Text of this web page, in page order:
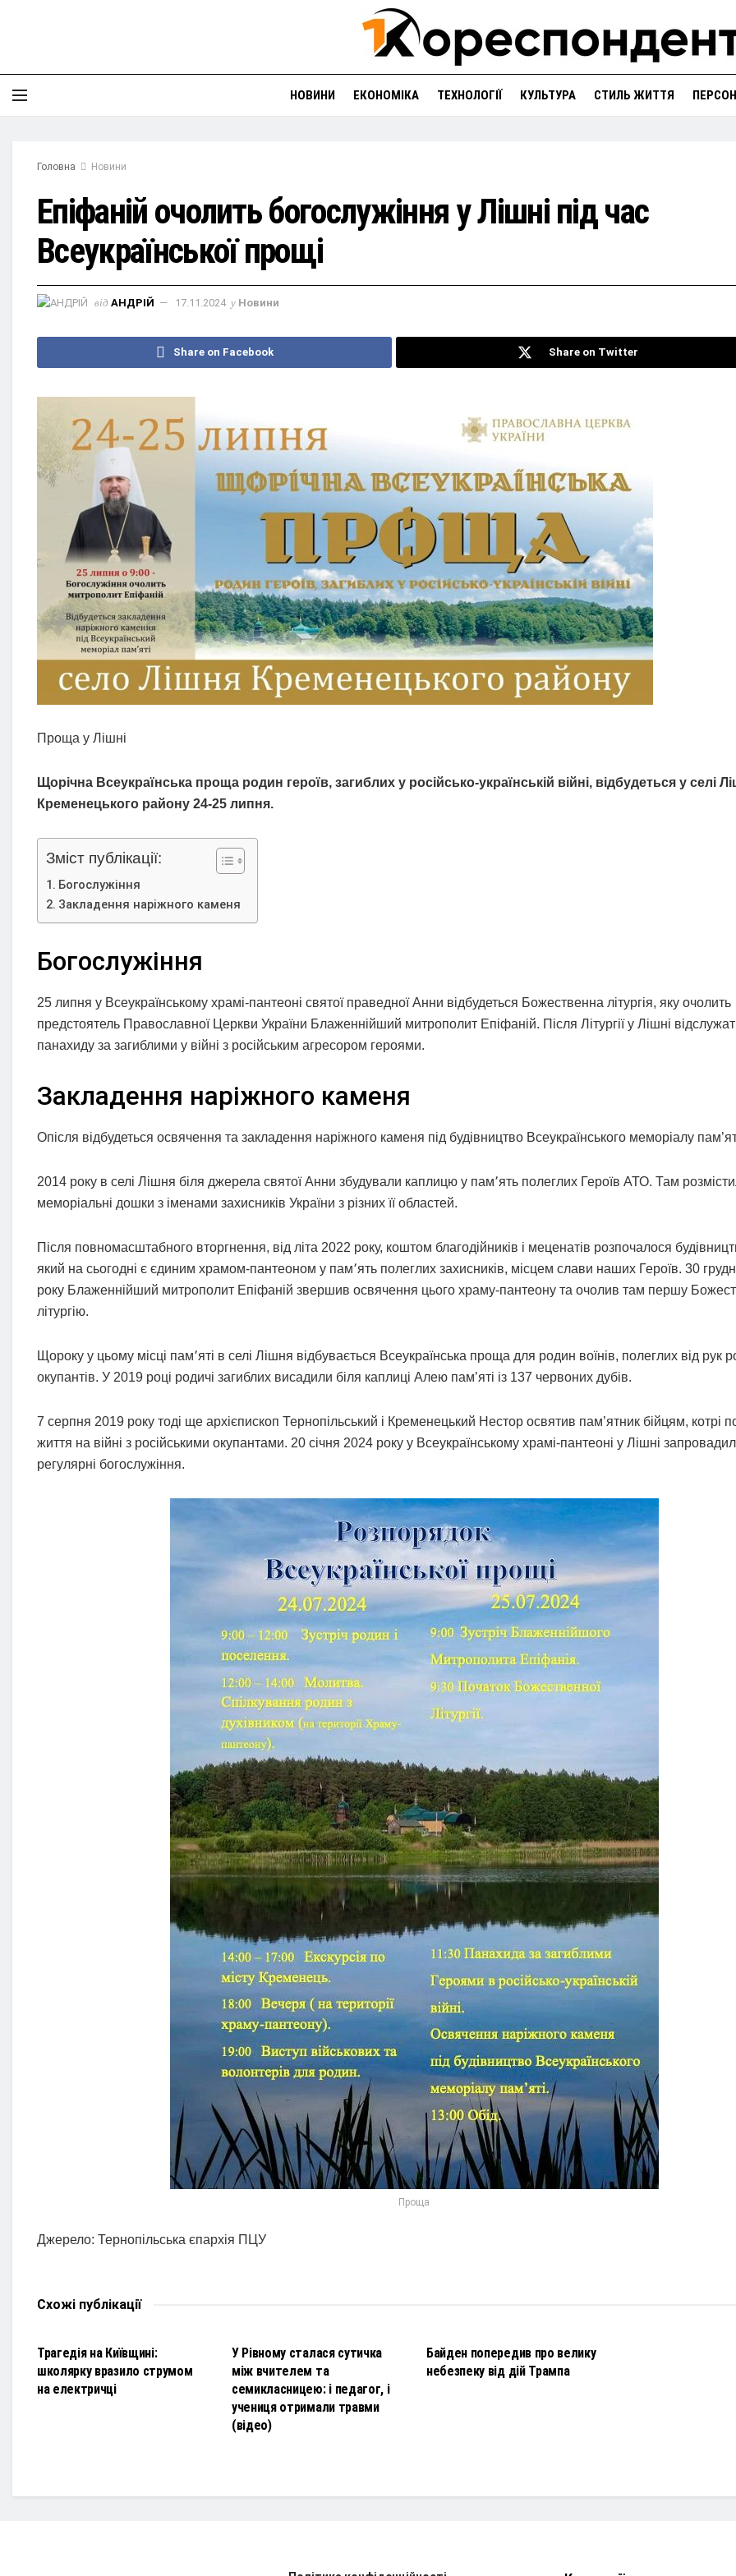
НОВИНИ ЕКОНОМІКА ТЕХНОЛОГІЇ КУЛЬТУРА СТИЛЬ ЖИТТЯ
Головна Новини
Епіфаній очолить богослужіння у Лішні під час
Всеукраїнської прощі
від АНДРІЙ 17.11.2024 у Новини
Share on Facebook Share on Twitter
Проща у Лішні
Щорічна Всеукраїнська проща родин героїв, загиблих у російсько-українській війні, відбудеться у селі
Кременецького району 24-25 липня.
Зміст публікації:
Богослужіння
Закладення наріжного каменя
Богослужіння
25 липня у Всеукраїнському храмі-пантеоні святої праведної Анни відбудеться Божественна літургія, яку очолить
предстоятель Православної Церкви України Блаженнійший митрополит Епіфаній. Після Літургії у Лішні
панахиду за загиблими у війні з російським агресором героями.
Закладення наріжного каменя
Опісля відбудеться освячення та закладення наріжного каменя під будівництво Всеукраїнського меморіалу
2014 року в селі Лішня біля джерела святої Анни збудували каплицю у пам՚ять полеглих Героїв АТО. Там
меморіальні дошки з іменами захисників України з різних її областей.
Після повномасштабного вторгнення, від літа 2022 року, коштом благодійників і меценатів розпочалося
який на сьогодні є єдиним храмом-пантеоном у пам՚ять полеглих захисників, місцем слави наших Героїв. 30
року Блаженнійший митрополит Епіфаній звершив освячення цього храму-пантеону та очолив там першу
літургію.
Щороку у цьому місці пам՚яті в селі Лішня відбувається Всеукраїнська проща для родин воїнів, полеглих від рук
окупантів. У 2019 році родичі загиблих висадили біля каплиці Алею пам’яті із 137 червоних дубів.
7 серпня 2019 року тоді ще архієпископ Тернопільський і Кременецький Нестор освятив пам’ятник бійцям, котрі
життя на війні з російськими окупантами. 20 січня 2024 року у Всеукраїнському храмі-пантеоні у Лішні
регулярні богослужіння.
Проща
Джерело: Тернопільська єпархія ПЦУ
Схожі публікації
Трагедія на Київщині:
школярку вразило струмом
на електричці
У Рівному сталася сутичка
між вчителем та
семикласницею: і педагог, і
учениця отримали травми
(відео)
Байден попередив про велику
небезпеку від дій Трампа